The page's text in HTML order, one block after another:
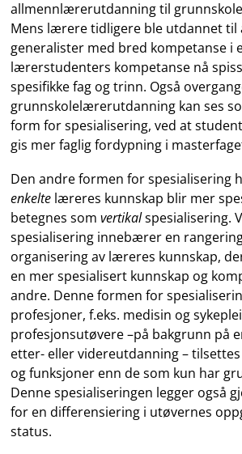
allmennlærerutdanning til
Mens lærere tidligere ble utdannet til
generalister med bred kompetanse i
lærerstudenters kompetanse nå
spesifikke fag og trinn. Også
grunnskolelærerutdanning kan ses
form for spesialisering, ved at
gis mer faglig fordypning i
Den andre formen for spesialisering
enkelte læreres kunnskap blir mer
betegnes somvertikalspesialisering.
spesialisering innebærer en
organisering av læreres kunnskap,
en mer spesialisert kunnskap og
andre. Denne formen for
profesjoner, f.eks. medisin og
profesjonsutøvere –på bakgrunn på
etter- eller videreutdanning –
og funksjoner enn de som kun har
Denne spesialiseringen legger også
for en differensiering i utøvernes
status.